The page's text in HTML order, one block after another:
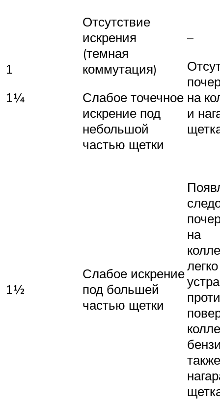
1
1¼
Отсутствие
искрения
(темная
коммутация)
Слабое точечное
искрение под
небольшой
частью щетки
–
на
и
1½
Слабое искрение
под большей
частью щетки
на
легко